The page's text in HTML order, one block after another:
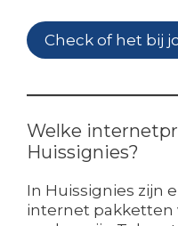
Check of het bij
Welke
Huissignies?
In Huissignies zijn
internet pakketten